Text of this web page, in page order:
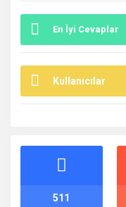
En İyi Cevaplar
Kullanıcılar
İstatistikler
511